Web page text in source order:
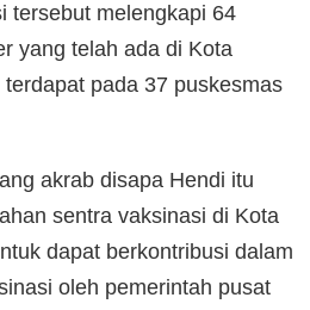
tersebut melengkapi 64
yang telah ada di Kota
pada 37 puskesmas
akrab disapa Hendi itu
sentra vaksinasi di Kota
dapat berkontribusi dalam
oleh pemerintah pusat